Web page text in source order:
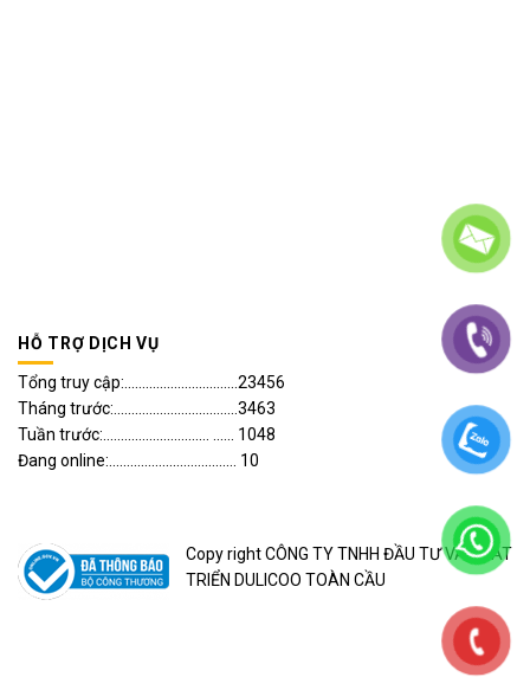
HỖ TRỢ DỊCH VỤ
Tổng truy cập:................................23456
Tháng trước:...................................3463
Tuần trước:.............................. ...... 1048
Đang online:.................................... 10
Copy right CÔNG TY TNHH ĐẦU TƯ VÀ PHÁT
TRIỂN DULICOO TOÀN CẦU